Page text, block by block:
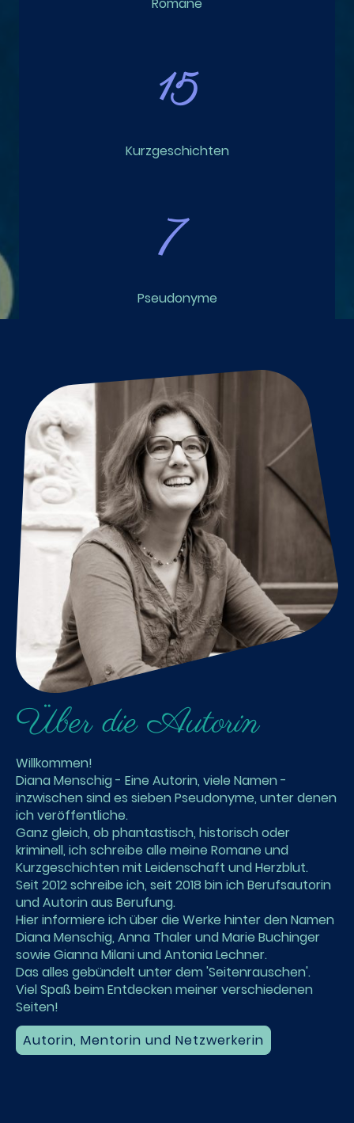
Romane
15
Kurzgeschichten
7
Pseudonyme
Über die Autorin
Willkommen!
Diana Menschig - Eine Autorin, viele Namen -
inzwischen sind es sieben Pseudonyme, unter denen
ich veröffentliche.
Ganz gleich, ob phantastisch, historisch oder
kriminell, ich schreibe alle meine Romane und
Kurzgeschichten mit Leidenschaft und Herzblut.
Seit 2012 schreibe ich, seit 2018 bin ich Berufsautorin
und Autorin aus Berufung.
Hier informiere ich über die Werke hinter den Namen
Diana Menschig, Anna Thaler und Marie Buchinger
sowie Gianna Milani und Antonia Lechner.
Das alles gebündelt unter dem 'Seitenrauschen'.
Viel Spaß beim Entdecken meiner verschiedenen
Seiten!
Autorin, Mentorin und Netzwerkerin